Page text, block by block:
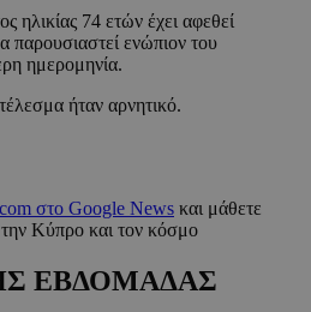
ηλικίας 74 ετών έχει αφεθεί
παρουσιαστεί ενώπιον του
ημερομηνία.
ήταν αρνητικό.
στο Google News και μάθετε
την Κύπρο και τον κόσμο
ΕΒΔΟΜΑΔΑΣ